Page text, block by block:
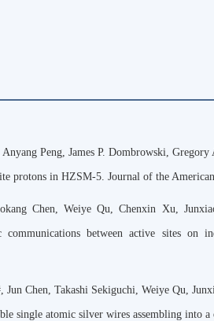
Peng, James P. Dombrowski,
in HZSM‑5. Journal of the
Chen, Weiye Qu, Chenxin Xu,
communications between active sites on
Chen, Takashi Sekiguchi, Weiye Qu,
single atomic silver wires assembling into a